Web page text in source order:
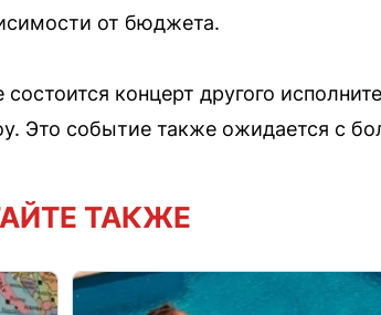
от бюджета.
концерт другого
Это событие также ожидается с
ТАКЖЕ